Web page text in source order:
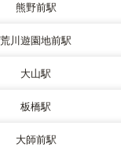
熊野前駅
荒川遊園地前駅
大山駅
板橋駅
大師前駅